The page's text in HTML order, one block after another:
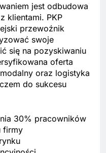
jest odbudowa
klientami. PKP
przewoźnik
swoje
się na pozyskiwaniu
oferta
oraz logistyka
do sukcesu
30% pracowników
firmy